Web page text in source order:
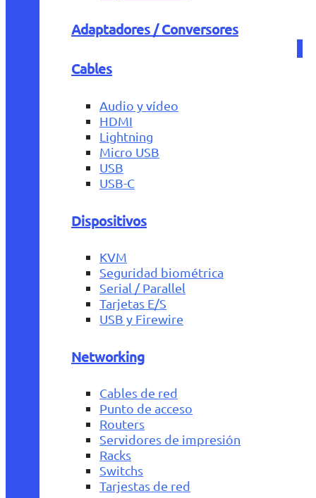
Adaptadores / Conversores
Cables
Audio y vídeo
HDMI
Lightning
Micro USB
USB
USB-C
Dispositivos
KVM
Seguridad biométrica
Serial / Parallel
Tarjetas E/S
USB y Firewire
Networking
Cables de red
Punto de acceso
Routers
Servidores de impresión
Racks
Switchs
Tarjestas de red